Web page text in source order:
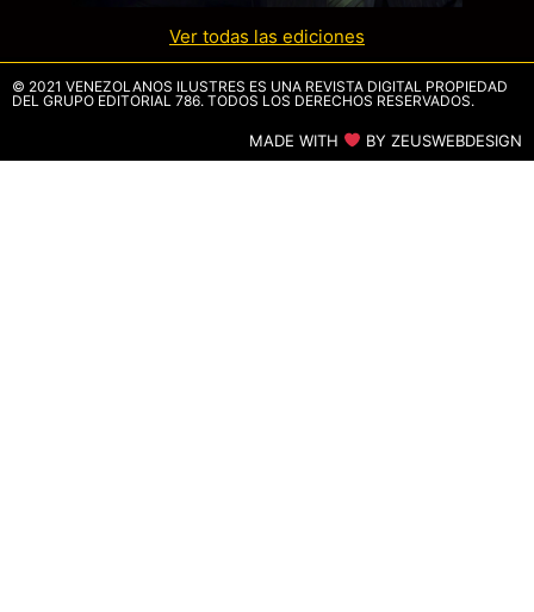
Ver todas las ediciones
© 2021 VENEZOLANOS ILUSTRES ES UNA REVISTA DIGITAL PROPIEDAD
DEL GRUPO EDITORIAL 786. TODOS LOS DERECHOS RESERVADOS.
MADE WITH BY ZEUSWEBDESIGN